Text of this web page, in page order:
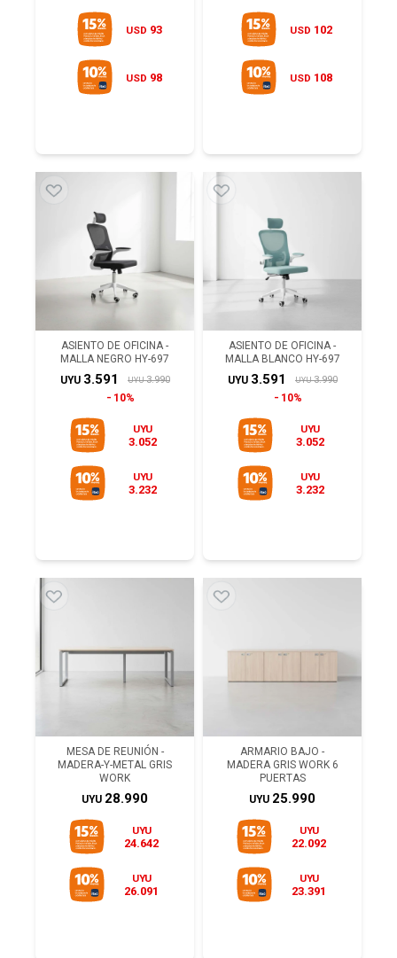
USD 93
USD 98
USD 102
USD 108
ASIENTO DE OFICINA -
MALLA NEGRO HY-697
UYU 3.591 UYU 3.990
10%
UYU
3.052
UYU
3.232
ASIENTO DE OFICINA -
MALLA BLANCO HY-697
UYU 3.591 UYU 3.990
10%
UYU
3.052
UYU
3.232
MESA DE REUNIÓN -
MADERA-Y-METAL GRIS
WORK
UYU 28.990
UYU
24.642
UYU
26.091
ARMARIO BAJO -
MADERA GRIS WORK 6
PUERTAS
UYU 25.990
UYU
22.092
UYU
23.391